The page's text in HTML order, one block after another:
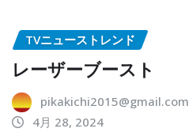
TVニューストレンド
レーザーブースト
pikakichi2015@gmail.com
4月 28, 2024